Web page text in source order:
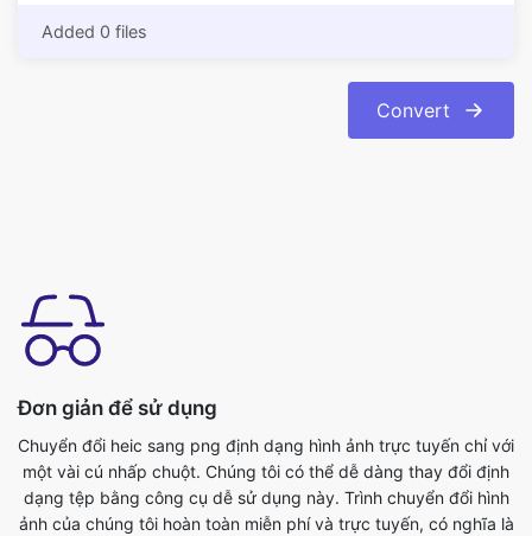
Đơn giản để sử dụng
Chuyển đổi heic sang png định dạng hình ảnh trực tuyến chỉ với
một vài cú nhấp chuột. Chúng tôi có thể dễ dàng thay đổi định
dạng tệp bằng công cụ dễ sử dụng này. Trình chuyển đổi hình
ảnh của chúng tôi hoàn toàn miễn phí và trực tuyến, có nghĩa là
bạn có thể sử dụng nó thường xuyên như bạn muốn mà không
tốn một xu nào và nó không yêu cầu cài đặt. Công cụ này rất
dễ sử dụng, bạn chỉ cần tải lên tệp gốc và bạn sẽ nhận được
tệp hình ảnh định dạng png được chuyển đổi.